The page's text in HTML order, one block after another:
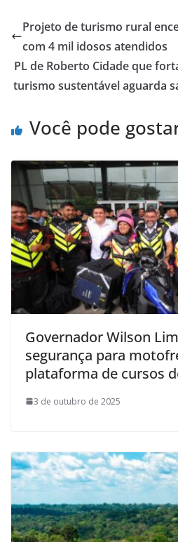
Projeto de turismo rural
com 4 mil idosos atendidos
PL de Roberto Cidade que
turismo sustentável aguarda
Você pode
Governador Wilson
segurança para
plataforma de cursos
3 de outubro de 2025